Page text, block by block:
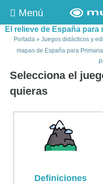
Menú
El relieve de España
Portada» Juegos didácticos y
mapas de España para Primaria
Selecciona el
quieras
Definiciones